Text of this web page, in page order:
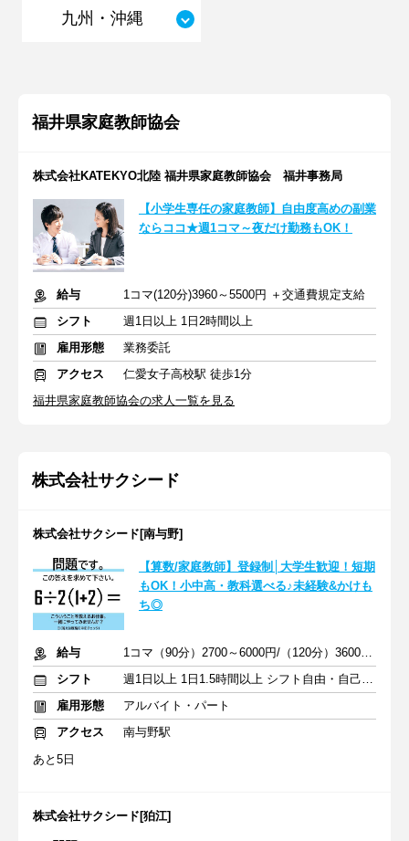
九州・沖縄
福井県家庭教師協会
株式会社KATEKYO北陸 福井県家庭教師協会 福井事務局
【小学生専任の家庭教師】自由度高めの副業
ならココ★週1コマ～夜だけ勤務もOK！
給与
1コマ(120分)3960～5500円 ＋交通費規定支給
シフト
週1日以上 1日2時間以上
雇用形態
業務委託
アクセス
仁愛女子高校駅 徒歩1分
福井県家庭教師協会の求人一覧を見る
株式会社サクシード
株式会社サクシード[南与野]
【算数/家庭教師】登録制│大学生歓迎！短期
もOK！小中高・教科選べる♪未経験&かけも
ち◎
給与
1コマ（90分）2700～6000円/（120分）3600～1万2000円 +交通費
シフト
週1日以上 1日1.5時間以上 シフト自由・自己申告
雇用形態
アルバイト・パート
アクセス
南与野駅
あと5日
株式会社サクシード[狛江]